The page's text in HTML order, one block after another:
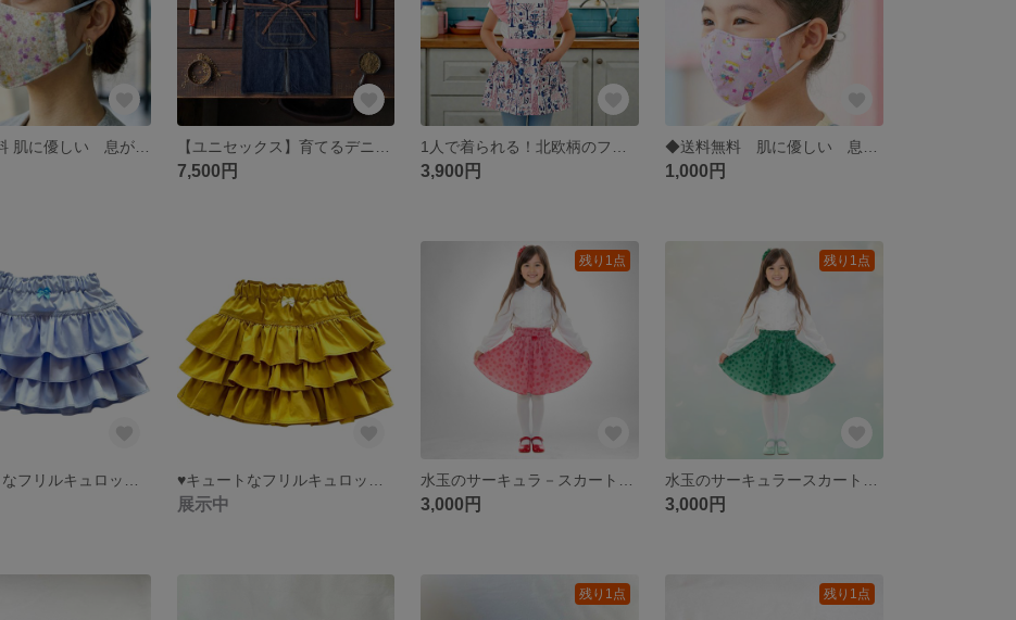
◆送料無料 肌に優しい 息がしやすい フィット感抜群！日焼け対策にも 小花柄 パープル レディース洗える立体型ガーゼデニムマスク
7,500円 3,900円 1,000円
展示中
残り1点
3,000円
残り1点
3,000円
残り1点 残り1点